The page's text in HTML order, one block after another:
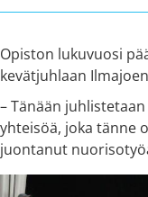
Opiston lukuvuosi
kevätjuhlaan
– Tänään
yhteisöä, joka tänne
juontanut